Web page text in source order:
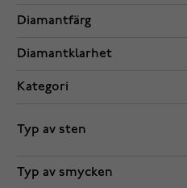
Diamantfärg
Diamantklarhet
Kategori
Typ av sten
Typ av smycken